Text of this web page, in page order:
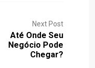
Next Post
Até Onde Seu
Negócio Pode
Chegar?